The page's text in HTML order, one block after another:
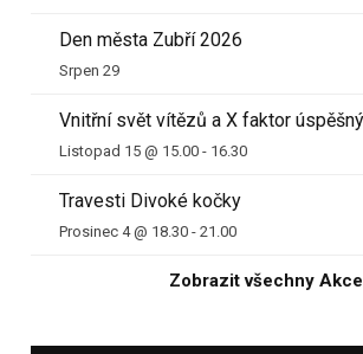
Den města Zubří 2026
Srpen 29
Vnitřní svět vítězů a X faktor
Listopad 15 @ 15.00 - 16.30
Travesti Divoké kočky
Prosinec 4 @ 18.30 - 21.00
Zobrazit všechny Akce